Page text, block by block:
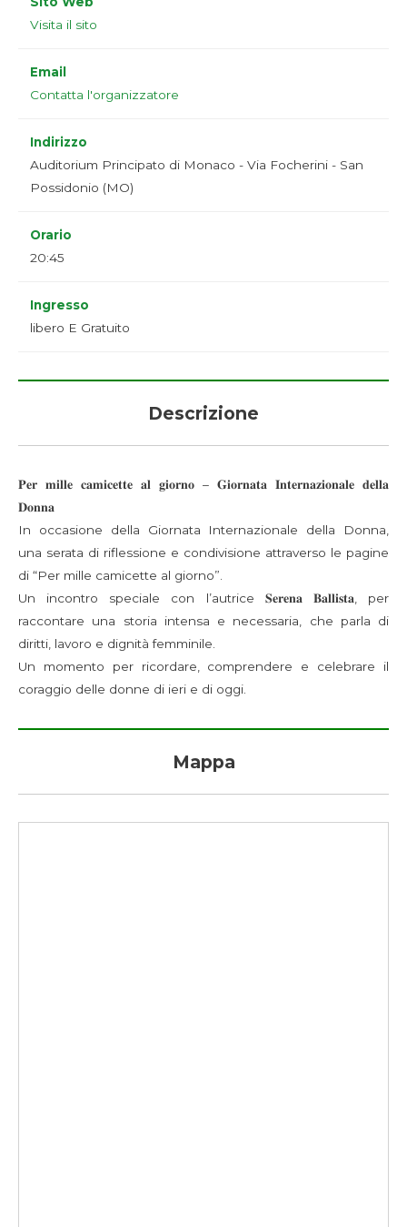
Visita il sito
Email
Contatta l'organizzatore
Indirizzo
Auditorium Principato di Monaco - Via Focherini - San
Possidonio (MO)
Orario
20:45
Ingresso
libero E Gratuito
Descrizione
𝐏𝐞𝐫 𝐦𝐢𝐥𝐥𝐞 𝐜𝐚𝐦𝐢𝐜𝐞𝐭𝐭𝐞 𝐚𝐥 𝐠𝐢𝐨𝐫𝐧𝐨 – 𝐆𝐢𝐨𝐫𝐧𝐚𝐭𝐚 𝐈𝐧𝐭𝐞𝐫𝐧𝐚𝐳𝐢𝐨𝐧𝐚𝐥𝐞 𝐝𝐞𝐥𝐥𝐚
𝐃𝐨𝐧𝐧𝐚
In occasione della Giornata Internazionale della Donna,
una serata di riflessione e condivisione attraverso le pagine
di “Per mille camicette al giorno”.
Un incontro speciale con l’autrice 𝐒𝐞𝐫𝐞𝐧𝐚 𝐁𝐚𝐥𝐥𝐢𝐬𝐭𝐚, per
raccontare una storia intensa e necessaria, che parla di
diritti, lavoro e dignità femminile.
Un momento per ricordare, comprendere e celebrare il
coraggio delle donne di ieri e di oggi.
Mappa